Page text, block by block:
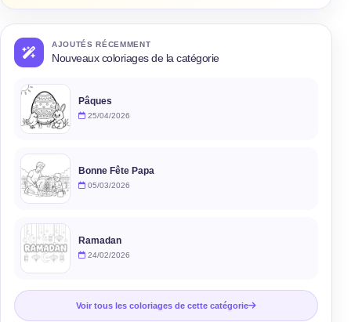
AJOUTÉS RÉCEMMENT
Nouveaux coloriages de la catégorie
Pâques
25/04/2026
Bonne Fête Papa
05/03/2026
Ramadan
24/02/2026
Voir tous les coloriages de cette catégorie